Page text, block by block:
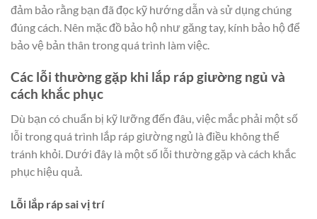
đảm bảo rằng bạn đã đọc kỹ hướng dẫn và sử dụng chúng
đúng cách. Nên mặc đồ bảo hộ như găng tay, kính bảo hộ để
bảo vệ bản thân trong quá trình làm việc.
Các lỗi thường gặp khi lắp ráp giường ngủ và
cách khắc phục
Dù bạn có chuẩn bị kỹ lưỡng đến đâu, việc mắc phải một số
lỗi trong quá trình lắp ráp giường ngủ là điều không thể
tránh khỏi. Dưới đây là một số lỗi thường gặp và cách khắc
phục hiệu quả.
Lỗi lắp ráp sai vị trí